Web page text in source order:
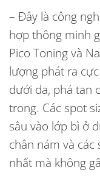
– Đây là công
hợp thông minh
Pico Toning và
lượng phát ra
dưới da, phá tan
trong. Các spot
sâu vào lớp bì ở
chân nám và
nhất mà không